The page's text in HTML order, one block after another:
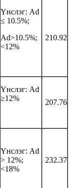
Үнслэг: Аd
≤ 10.5%;
Ad>10.5%;
<12%
210.92
Үнслэг: Аd
≥12%
207.76
Үнслэг: Аd
> 12%;
<18%
232.37